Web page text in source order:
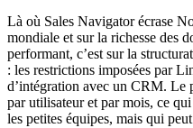
Là où Sales Navigator écrase
mondiale et sur la richesse des
performant, c’est sur la
: les restrictions imposées par
d’intégration avec un CRM. Le
par utilisateur et par mois, ce
les petites équipes, mais qui